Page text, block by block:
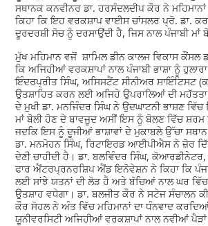
ਸਥਾਨਕ ਕਨਵੀਨਰ ਡਾ. ਹਰਸੰਦਲਦੀਪ ਕੌਰ ਨੇ
ਕਿਹਾ ਕਿ ਇਹ ਵਰਕਸ਼ਾਪ ਵਾਈਸ ਚਾਂਸਲਰ ਪ੍ਰੋ. ਡਾ.
ਦੂਰਦਰਸ਼ੀ ਸੋਚ ਨੂੰ ਦਰਸਾਉਂਦੀ ਹੈ, ਜਿਸ ਨਾਲ ਪੰਜਾਬੀ ਮਾਂ
ਮੁੱਖ ਮਹਿਮਾਨ ਵਜੋਂ ਸ਼ਾਮਿਲ ਡੀਨ ਕਾਲਜ ਵਿਕਾਸ ਕੌਂਸਲ
ਕਿ ਅਜਿਹੀਆਂ ਵਰਕਸ਼ਾਪਾਂ ਨਾਲ ਪੰਜਾਬੀ ਭਾਸ਼ਾ ਨੂੰ
ਇੰਦਰਪ੍ਰੀਤ ਸਿੰਘ, ਅਸਿਸਟੈਂਟ ਸੀਨੀਅਰ ਸਾਇੰਟਿਸਟ
ਉਤਸ਼ਾਹਿਤ ਕਰਨ ਲਈ ਅਜਿਹੇ ਉਪਰਾਲਿਆਂ ਦੀ ਮਹੱਤਤਾ
ਦੇ ਮੁਖੀ ਡਾ. ਮਨਜਿੰਦਰ ਸਿੰਘ ਨੇ ਉਦਘਾਟਨੀ ਭਾਸ਼ਣ ਵਿੱਚ
ਮਾਂ ਬੋਲੀ ਹੋਣ ਦੇ ਬਾਵਜੂਦ ਅਸੀਂ ਇਸ ਨੂੰ ਬੋਲਣ ਵਿੱਚ ਸ਼ਰਮ
ਜਦਕਿ ਇਸ ਨੂੰ ਦੂਜੀਆਂ ਭਾਸ਼ਾਵਾਂ ਦੇ ਮੁਕਾਬਲੇ ਉੱਚਾ ਸਥਾਨ
ਡਾ. ਮਨਮੋਹਨ ਸਿੰਘ, ਰਿਟਾਇਰਡ ਆਈਪੀਐਸ ਨੇ ਜ਼ੋਰ
ਦੇਣੀ ਚਾਹੀਦੀ ਹੈ। ਡਾ. ਬਲਵਿੰਦਰ ਸਿੰਘ,
ਫਾਰ ਐਂਟਰਪ੍ਰਨਰਸ਼ਿਪ ਐਂਡ ਇਨੋਵੇਸ਼ਨ ਨੇ ਕਿਹਾ ਕਿ
ਲਈ ਸਾਂਝੇ ਯਤਨਾਂ ਦੀ ਲੋੜ ਹੈ ਅਤੇ ਬੱਚਿਆਂ ਨਾਲ ਘਰ ਵਿੱਚ
ਉਤਸ਼ਾਹ ਵਧੇਗਾ। ਡਾ. ਬਲਜੀਤ ਕੌਰ ਨੇ ਸਟੇਜ ਸੰਚਾਲਨ
ਕੌਰ ਸੋਹਲ ਨੇ ਅੰਤ ਵਿੱਚ ਮਹਿਮਾਨਾਂ ਦਾ ਧੰਨਵਾਦ
ਯੂਨੀਵਰਸਿਟੀ ਅਜਿਹੀਆਂ ਵਰਕਸ਼ਾਪਾਂ ਨਾਲ ਨਵੀਆਂ ਪੈੜਾਂ